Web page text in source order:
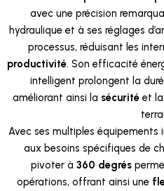
avec une précision
hydraulique et à ses réglages
processus, réduisant les
productivité. Son efficacité
intelligent prolongent la
améliorant ainsi la sécurité et
Avec ses multiples équipements
aux besoins spécifiques de
pivoter à 360 degrés
opérations, offrant ainsi une